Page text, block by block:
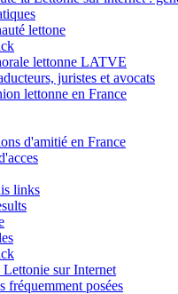
lettone
lettonne LATVE
juristes et avocats
lettonne en France
d'amitié en France
links
Lettonie sur Internet
fréquemment posées